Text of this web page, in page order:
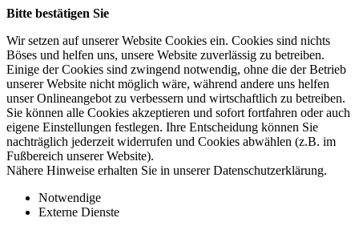
Bitte bestätigen Sie
Wir setzen auf unserer Website Cookies ein. Cookies sind nichts
Böses und helfen uns, unsere Website zuverlässig zu betreiben.
Einige der Cookies sind zwingend notwendig, ohne die der Betrieb
unserer Website nicht möglich wäre, während andere uns helfen
unser Onlineangebot zu verbessern und wirtschaftlich zu betreiben.
Sie können alle Cookies akzeptieren und sofort fortfahren oder auch
eigene Einstellungen festlegen. Ihre Entscheidung können Sie
nachträglich jederzeit widerrufen und Cookies abwählen (z.B. im
Fußbereich unserer Website).
Nähere Hinweise erhalten Sie in unserer Datenschutzerklärung.
Notwendige
Externe Dienste